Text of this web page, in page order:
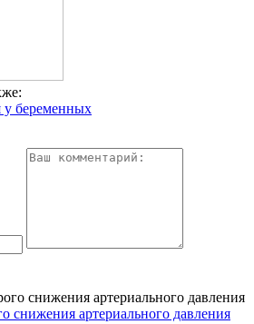
у беременных
снижения артериального давления